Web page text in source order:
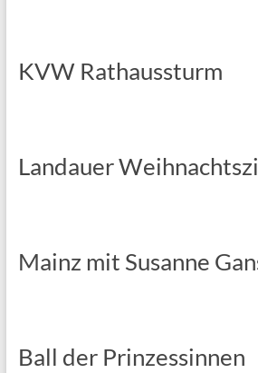
KVW Rathaussturm
Landauer
Mainz mit Susanne
Ball der Prinzessinnen